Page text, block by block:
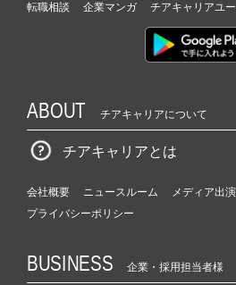
転職相談
企業マンガ チアキャリアユ
ABOUT チアキャリアについて
チアキャリアとは
会社概要 ニュースルーム
メディア出
プライバシーポリシー
BUSINESS 企業・採用担当者様